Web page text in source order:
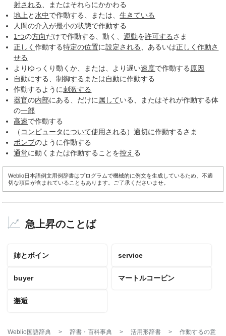
射される
、またはそれらにかかわる
地上 と水中で作動する、または、生きている
人間の介入が最小の状態で作動する
1つの方向だけで作動する、動く、運動を許可するさま
正しく作動する特定の位置に設定される 、あるいは正しく作動さ
せる
よりゆっくり動くか、または、より遅い速度で作動する 原因
自動にする、制御する または自動に作動する
作動するように刺激する
器官の内部にある、だけに 属している、またはそれが作動する体
の一部
高速で作動する
（ コンピュータについて使用される ）適切に作動するさま
ポンプのように作動する
通常に動くまたは作動することを控え る
Weblio日本語例文用例辞書はプログラムで機械的に例文を生成しているため、不適
切な項目が含まれていることもあります。ご了承くださいませ。
急上昇のことば
姉とボイン service
buyer マートルコービン
邂逅
Weblio国語辞典 > 辞書・百科事典 > 活用形辞書 > 作動するの意